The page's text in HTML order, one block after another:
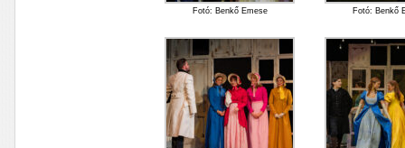
Fotó: Benkő Emese Fotó: Benkő